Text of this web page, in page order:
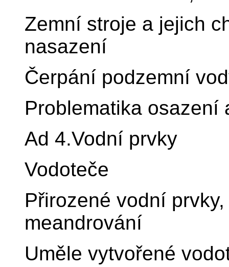
Zemní stroje a jejich
nasazení
Čerpání podzemní
Problematika osazení
Ad 4.Vodní prvky
Vodoteče
Přirozené vodní
meandrování
Uměle vytvořené